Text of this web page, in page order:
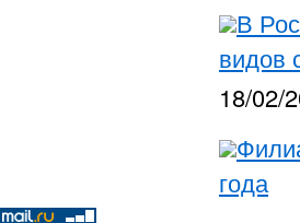
В
видов
18/02/
года